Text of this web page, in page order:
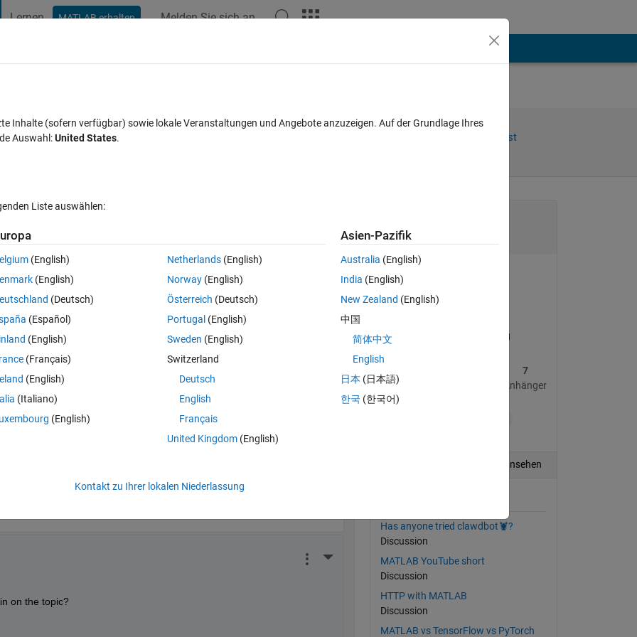
Lernen MATLAB erhalten Melden Sie sich an
Follow Post
... 🐍 (I know, not the place for that).
I started benchmarking deep learning frameworks on basic examples.
More Actions
More Actions
on the topic?
Yann Debray
AI Product Marketing
Beiträge
7
Anhänger
Profil ansehen
Has anyone tried clawdbot🦞?
Discussion
MATLAB YouTube short
Discussion
HTTP with MATLAB
Discussion
MATLAB vs TensorFlow vs PyTorch
Inhalte (sofern verfügbar) sowie lokale Veranstaltungen und Angebote anzuzeigen. Auf der Grundlage Ihres
Auswahl:United States.
Liste auswählen:
(English)
(English)
(Deutsch)
(Español)
(English)
(Français)
(English)
(Italiano)
(English)
Netherlands(English)
Norway(English)
Österreich (Deutsch)
Portugal (English)
Sweden (English)
Switzerland
Deutsch
English
Français
United Kingdom(English)
Asien-Pazifik
Australia (English)
India (English)
New Zealand (English)
中国
简体中文
English
日本 (日本語)
한국 (한국어)
Kontakt zu Ihrer lokalen Niederlassung